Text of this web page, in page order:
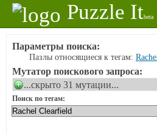
Puzzle Itbeta
Параметры поиска:
Пазлы относящиеся к тегам:
Мутатор поискового запроса:
...скрыто 31 мутации...
Поиск по тегам: